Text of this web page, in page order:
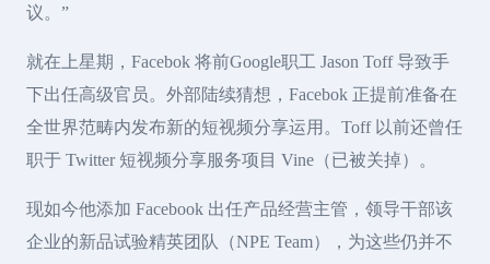
议。”
就在上星期，Facebok 将前Google职工 Jason Toff 导致手
下出任高级官员。外部陆续猜想，Facebok 正提前准备在
全世界范畴内发布新的短视频分享运用。Toff 以前还曾任
职于 Twitter 短视频分享服务项目 Vine（已被关掉）。
现如今他添加 Facebook 出任产品经营主管，领导干部该
企业的新品试验精英团队（NPE Team），为这些仍并不